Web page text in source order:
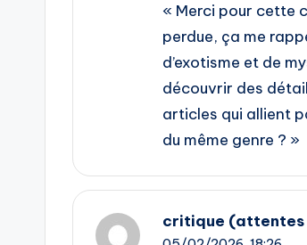
« Merci pour cette
perdue, ça me
d’exotisme et de
découvrir des
articles qui allient
du même genre ? »
critique (attentes